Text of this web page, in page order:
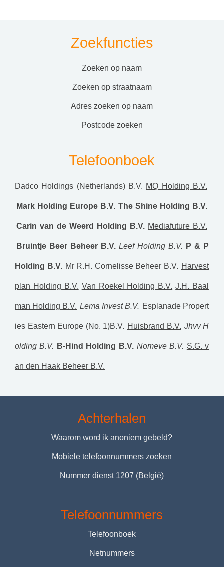
Zoekfuncties
zoeken op naam
zoeken op straatnaam
adres zoeken op naam
postcode zoeken
Telefoonboek
Dadco Holdings (Netherlands) B.V. MQ Holding B.V.
Mark Holding Europe B.V. The Shine Holding B.V.
Carin van de Weerd Holding B.V. Mediafuture B.V.
Bruintje Beer Beheer B.V. Leef Holding B.V. P & P
Holding B.V. Mr R.H. Cornelisse Beheer B.V. Harvest
plan Holding B.V. Van Roekel Holding B.V. J.H. Baal
man Holding B.V. Lema Invest B.V. Esplanade Propert
ies Eastern Europe (No. 1)B.V. Huisbrand B.V. Jhvv H
olding B.V. B-Hind Holding B.V. Nomeve B.V. S.G. v
an den Haak Beheer B.V.
Achterhalen
Waarom word ik anoniem gebeld?
Mobiele telefoonnummers zoeken
Nummer dienst 1207 (België)
Telefoonnummers
Telefoonboek
Netnummers